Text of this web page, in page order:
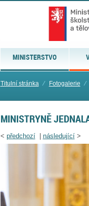
MINISTERSTVO
Titulní stránka ⁄ Fotogalerie ⁄
MINISTRYNĚ
< předchozí| následující>